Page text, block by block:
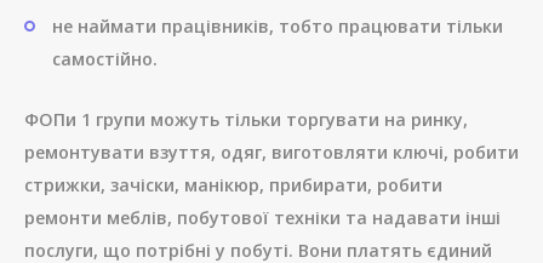
не наймати працівників, тобто працювати тільки
самостійно.
ФОПи 1 групи можуть тільки торгувати на ринку,
ремонтувати взуття, одяг, виготовляти ключі, робити
стрижки, зачіски, манікюр, прибирати, робити
ремонти меблів, побутової техніки та надавати інші
послуги, що потрібні у побуті. Вони платять єдиний